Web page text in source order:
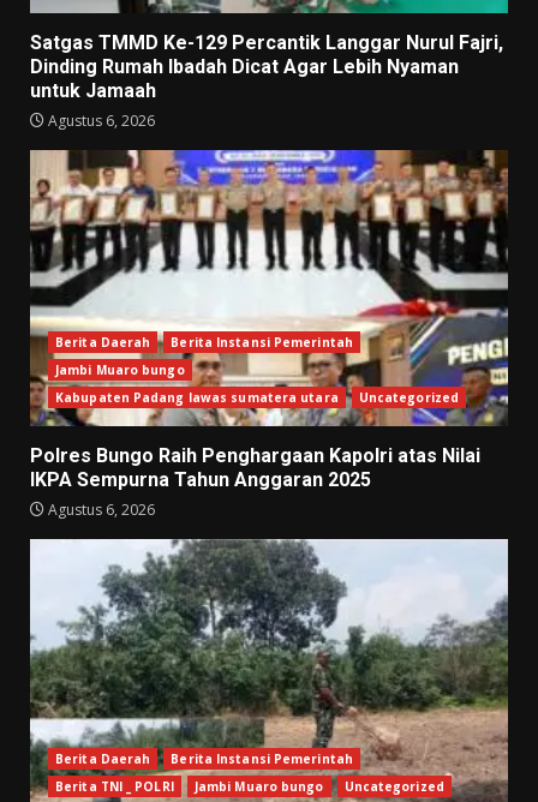
Satgas TMMD Ke-129 Percantik Langgar Nurul Fajri,
Dinding Rumah Ibadah Dicat Agar Lebih Nyaman
untuk Jamaah
Agustus 6, 2026
Berita Daerah
Berita Instansi Pemerintah
Jambi Muaro bungo
Kabupaten Padang lawas sumatera utara
Uncategorized
Polres Bungo Raih Penghargaan Kapolri atas Nilai
IKPA Sempurna Tahun Anggaran 2025
Agustus 6, 2026
Berita Daerah
Berita Instansi Pemerintah
Berita TNI _ POLRI
Jambi Muaro bungo Uncategorized